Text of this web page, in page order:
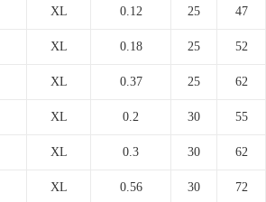
XL 0.12 25 47
XL 0.18 25 52
XL 0.37 25 62
XL 0.2 30 55
XL 0.3 30 62
XL 0.56 30 72